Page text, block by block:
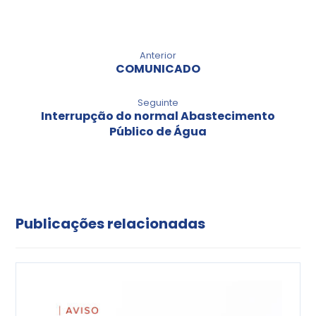
Anterior
COMUNICADO
Seguinte
Interrupção do normal Abastecimento
Público de Água
Publicações relacionadas